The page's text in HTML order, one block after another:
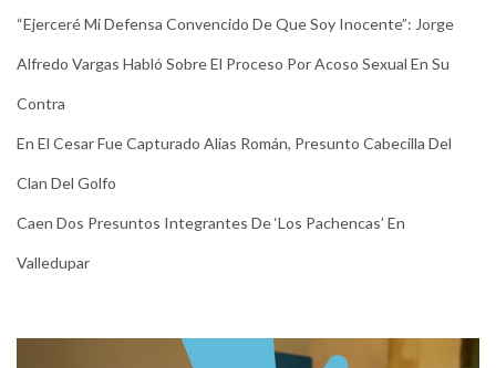
“Ejerceré Mi Defensa Convencido De Que Soy Inocente”: Jorge
Alfredo Vargas Habló Sobre El Proceso Por Acoso Sexual En Su
Contra
En El Cesar Fue Capturado Alias Román, Presunto Cabecilla Del
Clan Del Golfo
Caen Dos Presuntos Integrantes De ‘Los Pachencas’ En
Valledupar